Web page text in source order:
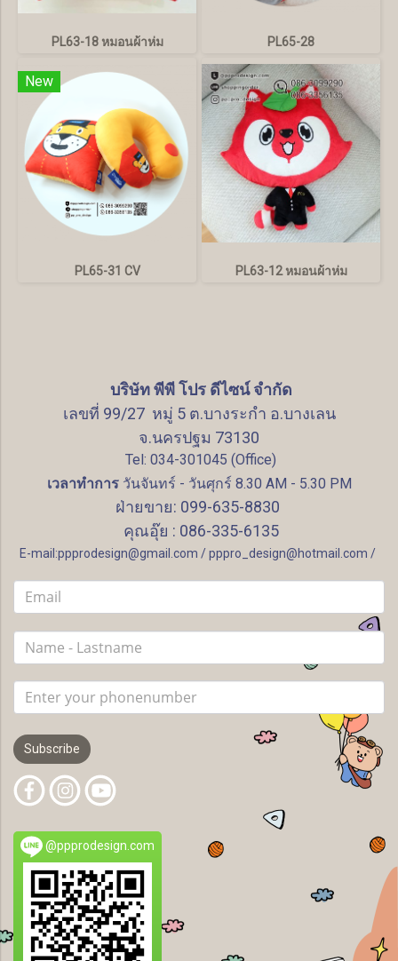
PL63-18 หมอนผ้าห่ม PL65-28
New
PL65-31 CV PL63-12 หมอนผ้าห่ม
บริษัท พีพี โปร ดีไซน์ จำกัด
เลขที่ 99/27 หมู่ 5 ต.บางระกำ อ.บางเลน
จ.นครปฐม 73130
Tel: 034-301045 (Office)
เวลาทำการวันจันทร์ - วันศุกร์ 8.30 AM - 5.30 PM
ฝ่ายขาย: 099-635-8830
คุณอุ๊ย : 086-335-6135
E-mail:ppprodesign@gmail.com / pppro_design@hotmail.com /
Subscribe
@ppprodesign.com